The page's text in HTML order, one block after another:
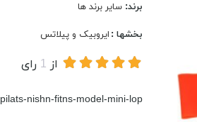
برند:سایر برند ها
بخشها : ایروبیک و پیلاتس
از 1 رای
nishn-fitns-model-mini-lop